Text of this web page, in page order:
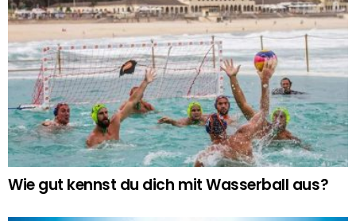
Wie gut kennst du dich mit Wasserball aus?